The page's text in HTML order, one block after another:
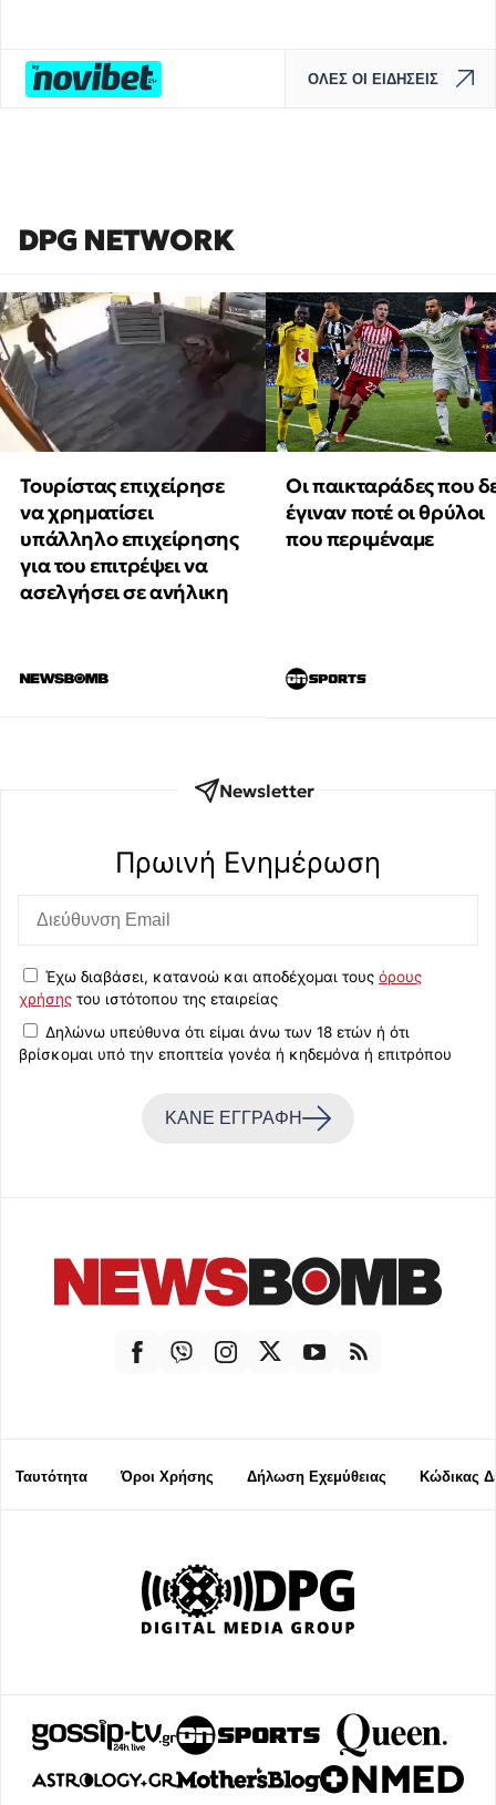
ΟΛΕΣ ΟΙ ΕΙΔΗΣΕΙΣ
DPG NETWORK
Τουρίστας επιχείρησε
να χρηματίσει
υπάλληλο επιχείρησης
για του επιτρέψει να
ασελγήσει σε ανήλικη
Οι παικταράδες που
έγιναν ποτέ οι θρύλοι
που περιμέναμε
Newsletter
Πρωινή Eνημέρωση
Έχω διαβάσει, κατανοώ και αποδέχομαι τους όρους
χρήσης του ιστότοπου της εταιρείας
Δηλώνω υπεύθυνα ότι είμαι άνω των 18 ετών ή ότι
βρίσκομαι υπό την εποπτεία γονέα ή κηδεμόνα ή επιτρόπου
ΚΑΝΕ ΕΓΓΡΑΦΗ
Ταυτότητα Όροι Χρήσης Δήλωση Εχεμύθειας Κώδικας